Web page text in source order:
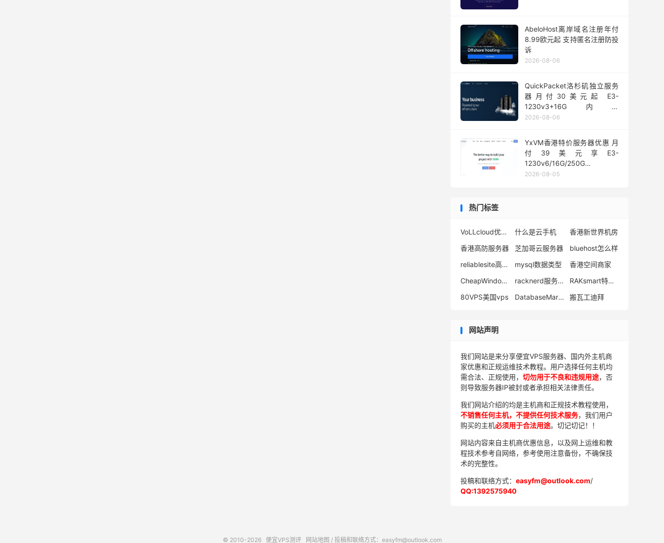
AbeloHost离岸域名注册年付
8.99欧元起 支持匿名注册防投
诉
2026-08-06
QuickPacket洛杉矶独立服务
器月付30美元起 E3-
1230v3+16G内存
1Gbps@50TB大流量
2026-08-06
YxVM香港特价服务器优惠 月
付39美元享E3-
1230v6/16G/250G
SSD/10TB流量
2026-08-05
热门标签
VoLLcloud优惠码 什么是云手机
香港新世界机房
香港高防服务器
芝加哥云服务器
bluehost怎么样
reliablesite高防服务器
mysql数据类型
香港空间商家
CheapWindowsVPS官网
racknerd服务器
RAKsmart特价服务器
80VPS美国vps
DatabaseMart独服 搬瓦工迪拜
网站声明
我们网站是来分享便宜VPS服务器、国内外主机商
家优惠和正规运维技术教程。用户选择任何主机均
需合法、正规使用， 切勿用于不良和违规用途，否
则导致服务器IP被封或者承担相关法律责任。
我们网站介绍的均是主机商和正规技术教程使用，
不销售任何主机，不提供任何技术服务，我们用户
购买的主机必须用于合法用途。切记切记！！
网站内容来自主机商优惠信息，以及网上运维和教
程技术参考自网络，参考使用注意备份，不确保技
术的完整性。
投稿和联络方式： easyfm@outlook.com/
QQ:1392575940
© 2010-2026 便宜VPS测评 网站地图 / 投稿和联络方式：easyfm@outlook.com